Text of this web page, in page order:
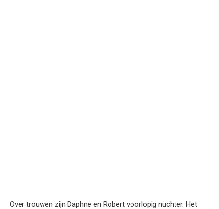
Over trouwen zijn Daphne en Robert voorlopig nuchter. Het